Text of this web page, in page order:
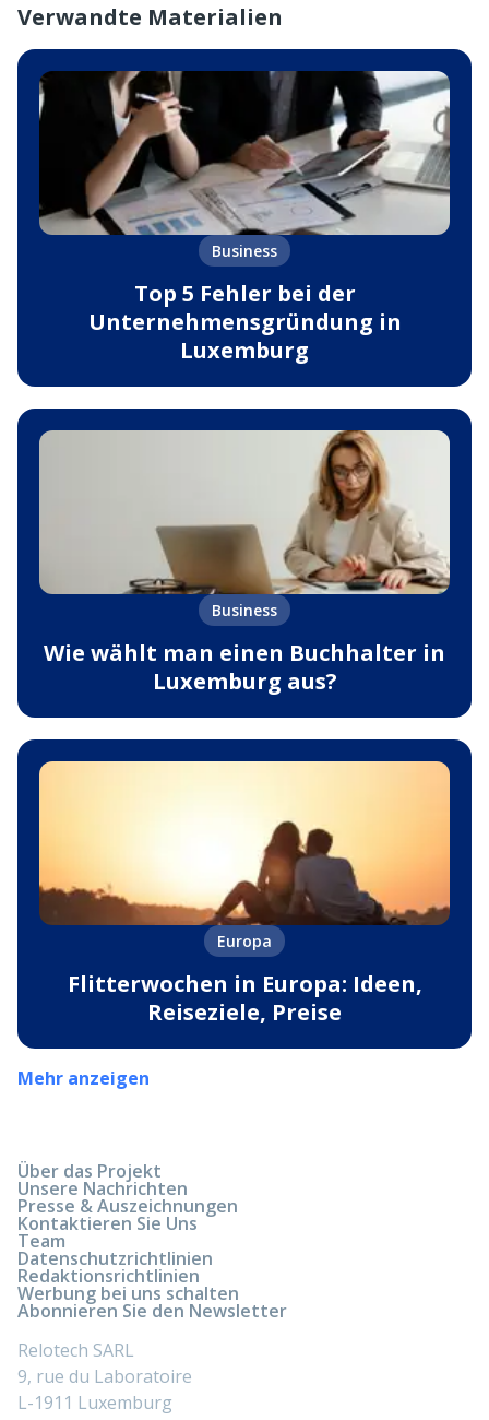
Verwandte Materialien
Business
Top 5 Fehler bei der
Unternehmensgründung in
Luxemburg
Business
Wie wählt man einen Buchhalter in
Luxemburg aus?
Europa
Flitterwochen in Europa: Ideen,
Reiseziele, Preise
Mehr anzeigen
Über das Projekt
Unsere Nachrichten
Presse & Auszeichnungen
Kontaktieren Sie Uns
Team
Datenschutzrichtlinien
Redaktionsrichtlinien
Werbung bei uns schalten
Abonnieren Sie den Newsletter
Relotech SARL
9, rue du Laboratoire
L-1911 Luxemburg